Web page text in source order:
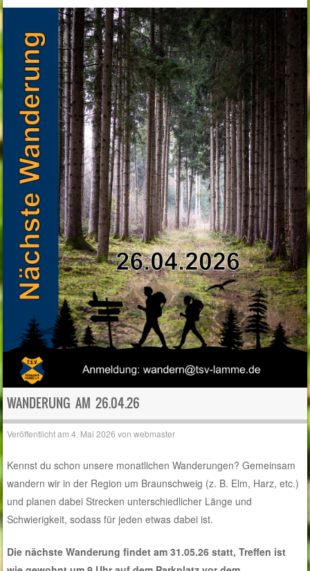
WANDERUNG AM 26.04.26
Veröffentlicht am4. Mai 2026 vonwebmaster
Kennst du schon unsere monatlichen Wanderungen? Gemeinsam
wandern wir in der Region um Braunschweig (z. B. Elm, Harz, etc.)
und planen dabei Strecken unterschiedlicher Länge und
Schwierigkeit, sodass für jeden etwas dabei ist.
Die nächste Wanderung findet am 31.05.26 statt, Treffen ist